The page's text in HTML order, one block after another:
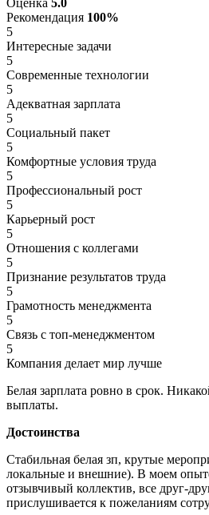
Рекомендация 100%
5
Интересные задачи
5
Современные технологии
5
Адекватная зарплата
5
Социальный пакет
5
Комфортные условия труда
5
Профессиональный рост
5
Карьерный рост
5
Отношения с коллегами
5
Признание результатов труда
5
Грамотность менеджмента
5
Связь с топ-менеджментом
5
Компания делает мир лучше
Белая зарплата ровно в срок.
выплаты.
Достоинства
Стабильная белая зп, крутые
локальные и внешние). В моем
отзывчивый коллектив, все друг-
прислушивается к пожеланиям